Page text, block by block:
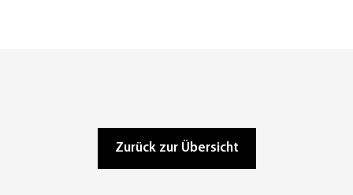
Zurück zur Übersicht